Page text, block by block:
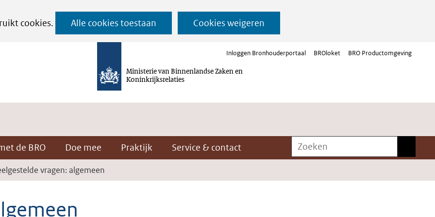
cookies.
Alle cookies toestaan Cookies weigeren
Ga
naar
de
Ministerie van Binnenlandse Zaken en
Koninkrijksrelaties
Inloggen Bronhouderportaal BROloket BRO Productomgeving
de BRO Doe mee Praktijk Service & contact Zoeken
vragen: algemeen